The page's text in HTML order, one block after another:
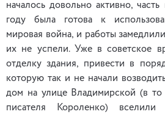
началось довольно активно,
году была готова к
мировая война, и работы
их не успели. Уже в советское
отделку здания, привести в
которую так и не начали
дом на улице Владимирской (в
писателя Короленко) вселили